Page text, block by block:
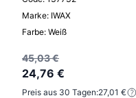
Marke: IWAX
Farbe: Weiß
45,03 €
24,76 €
Preis aus 30 Tagen:27,01 €